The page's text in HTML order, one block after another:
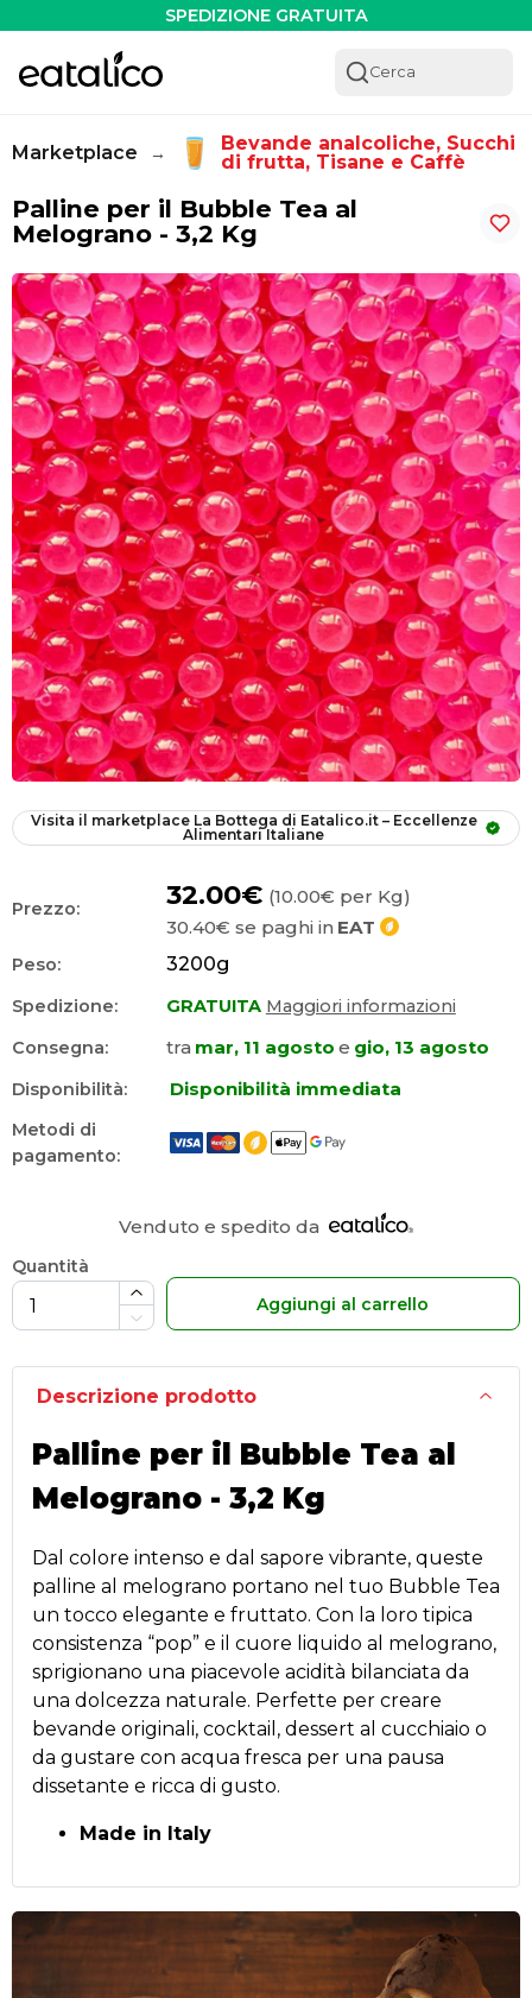
SPEDIZIONE GRATUITA
Cerca
Marketplace →
Bevande analcoliche, Succhi
di frutta, Tisane e Caffè
Palline per il Bubble Tea al
Melograno - 3,2 Kg
Visita il marketplace La Bottega di Eatalico.it – Eccellenze
Alimentari Italiane
Prezzo: 32.00€ (10.00€ per Kg)
30.40€ se paghi in EAT
Peso: 3200g
Spedizione: GRATUITA Maggiori informazioni
Consegna:
tra mar, 11 agosto e gio, 13 agosto
Disponibilità: Disponibilità immediata
Metodi di
pagamento:
Venduto e spedito da
Quantità
Aggiungi al carrello
Descrizione prodotto
Palline per il Bubble Tea al
Melograno - 3,2 Kg
Dal colore intenso e dal sapore vibrante, queste
palline al melograno portano nel tuo Bubble Tea
un tocco elegante e fruttato. Con la loro tipica
consistenza “pop” e il cuore liquido al melograno,
sprigionano una piacevole acidità bilanciata da
una dolcezza naturale. Perfette per creare
bevande originali, cocktail, dessert al cucchiaio o
da gustare con acqua fresca per una pausa
dissetante e ricca di gusto.
Made in Italy
Palline per il Bubble Tea al Melograno - 3,2 Kg -